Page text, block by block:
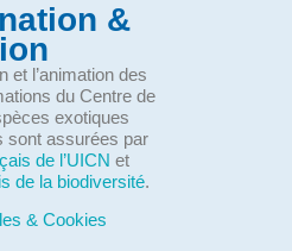
&
et l’animation des
du Centre de
exotiques
sont assurées par
de l’UICN et
de la biodiversité.
& Cookies